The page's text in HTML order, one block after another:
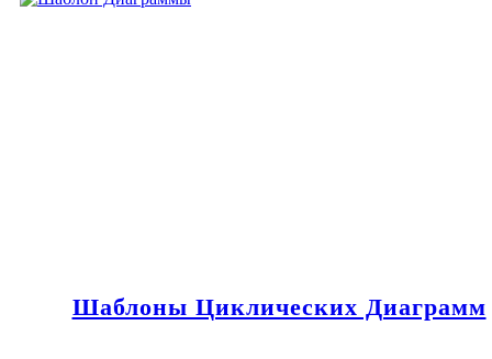
Шаблоны Циклических Диаграмм